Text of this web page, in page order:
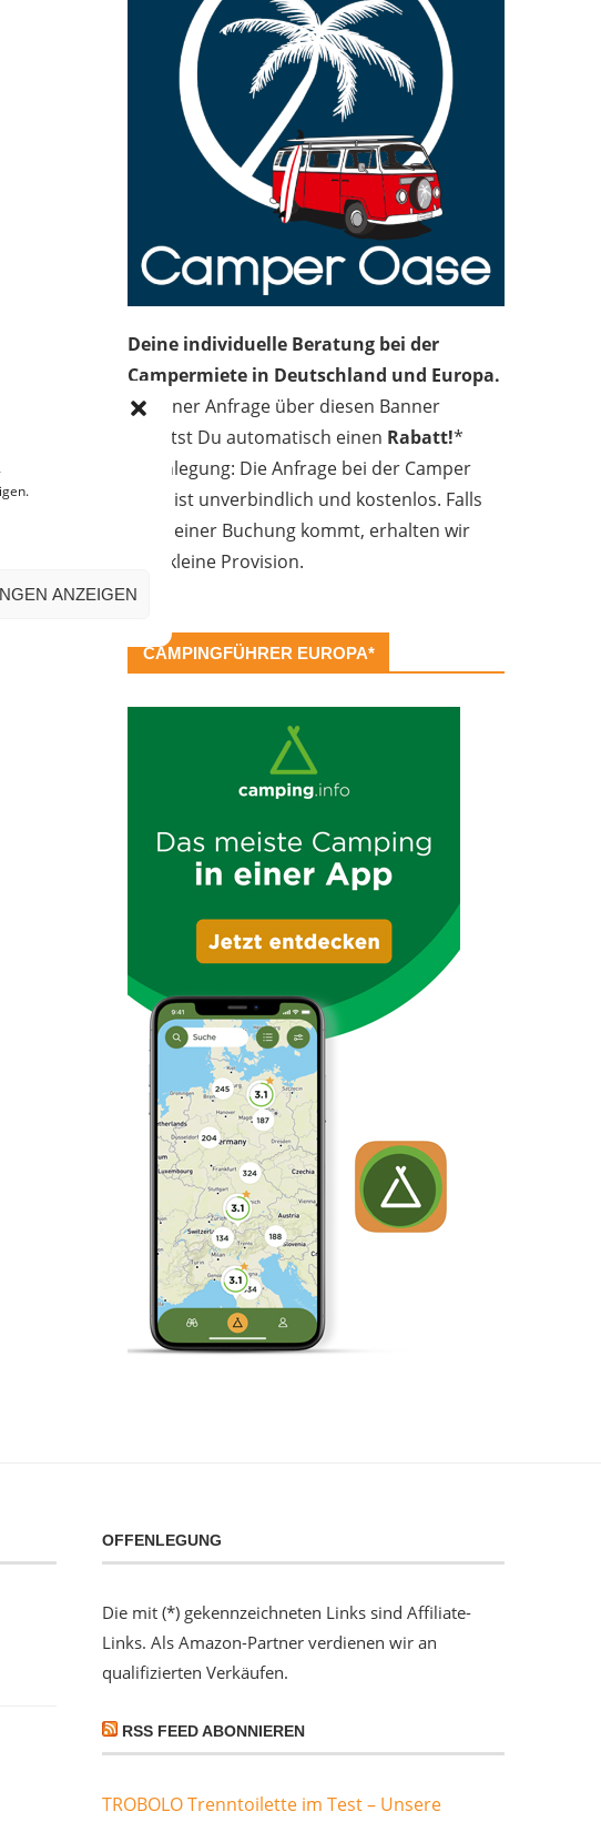
ANZEIGEN
Deine individuelle Beratung bei der
Campermiete in Deutschland und Europa.
Bei einer Anfrage über diesen Banner
erhältst Du automatisch einen Rabatt!*
Offenlegung: Die Anfrage bei der Camper
Oase ist unverbindlich und kostenlos. Falls
es zu einer Buchung kommt, erhalten wir
eine kleine Provision.
CAMPINGFÜHRER EUROPA*
OFFENLEGUNG
Die mit (*) gekennzeichneten Links sind Affiliate-
Links. Als Amazon-Partner verdienen wir an
qualifizierten Verkäufen.
RSS FEED ABONNIEREN
TROBOLO Trenntoilette im Test – Unsere